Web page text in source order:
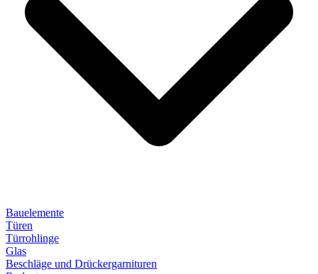
Bauelemente
Türen
Türrohlinge
Glas
Beschläge und Drückergarnituren